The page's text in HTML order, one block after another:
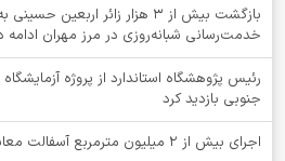
بازگشت بیش از ۳ هزار زائر
خدمت‌رسانی شبانه‌روزی در مرز مهران ادامه
رئیس پژوهشگاه استاندارد از پروژه
جنوبی بازدید کرد
اجرای بیش از ۲ میلیون مترمربع آسفالت معابر طی چهار سال گذشته